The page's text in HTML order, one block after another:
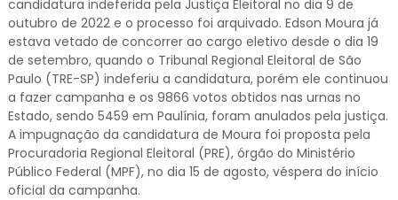
candidatura indeferida pela Justiça Eleitoral no dia 9 de
outubro de 2022 e o processo foi arquivado. Edson Moura já
estava vetado de concorrer ao cargo eletivo desde o dia 19
de setembro, quando o Tribunal Regional Eleitoral de São
Paulo (TRE-SP) indeferiu a candidatura, porém ele continuou
a fazer campanha e os 9866 votos obtidos nas urnas no
Estado, sendo 5459 em Paulínia, foram anulados pela justiça.
A impugnação da candidatura de Moura foi proposta pela
Procuradoria Regional Eleitoral (PRE), órgão do Ministério
Público Federal (MPF), no dia 15 de agosto, véspera do início
oficial da campanha.